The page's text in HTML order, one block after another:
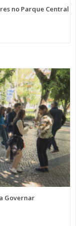
no Parque Central
Governar